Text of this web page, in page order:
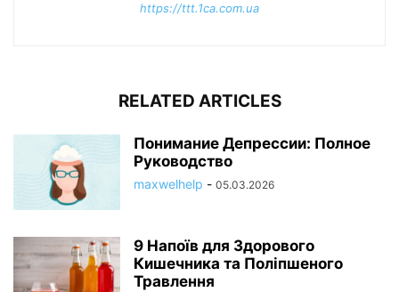
https://ttt.1ca.com.ua
RELATED ARTICLES
Понимание Депрессии: Полное
Руководство
maxwelhelp - 05.03.2026
9 Напоїв для Здорового
Кишечника та Поліпшеного
Травлення